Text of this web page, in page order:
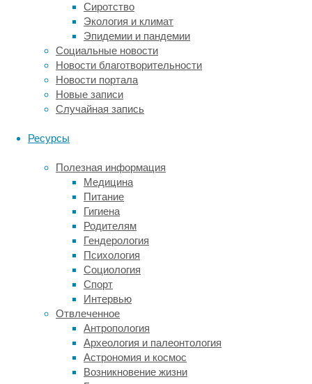
Сиротство
Экология и климат
Эпидемии и пандемии
Социальные новости
Новости благотворительности
Новости портала
Новые записи
Случайная запись
Ресурсы
Полезная информация
Медицина
Питание
Гигиена
Родителям
Гендерология
Психология
Социология
Спорт
Интервью
Отвлеченное
Антропология
Археология и палеонтология
Астрономия и космос
Возникновение жизни
защита
всех
элементов
автомобиля
от
механических
повреждений.
Покрытие
на
всю
силу
удара,
поэтому
капот
не
страдает.
Со
временем
кузов
не
придётся
перекрашивать
или
тамповать,